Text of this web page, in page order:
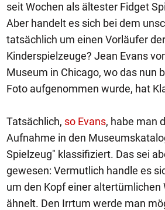
seit Wochen als ältester Fidget
Aber handelt es sich bei dem
tatsächlich um einen Vorläufer
Kinderspielzeuge? Jean Evans
Museum in Chicago, wo das nun
Foto aufgenommen wurde, hat
Tatsächlich, so Evans, habe man
Aufnahme in den
Spielzeug" klassifiziert. Das sei
gewesen: Vermutlich handle es
um den Kopf einer altertümlichen
ähnelt. Den Irrtum werde man